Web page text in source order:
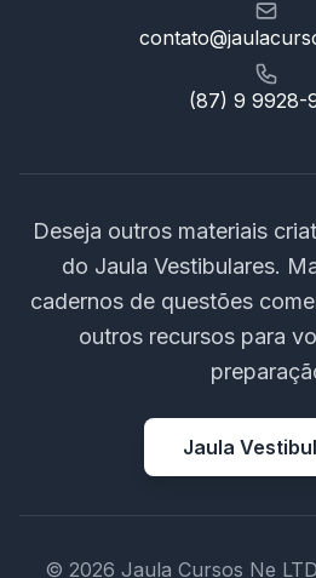
(87) 9 9928-
Deseja outros materiais
do Jaula Vestibulares.
cadernos de questões
outros recursos para
Jaula
© 2026 Jaula Cursos Ne